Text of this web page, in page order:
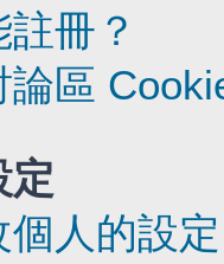
冊？
論區
定
人的設